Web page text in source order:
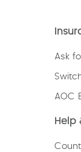
Ask
AOC
Help